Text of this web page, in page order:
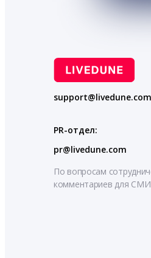
support@livedune.com
PR-отдел:
pr@livedune.com
По вопросам
комментариев для СМИ